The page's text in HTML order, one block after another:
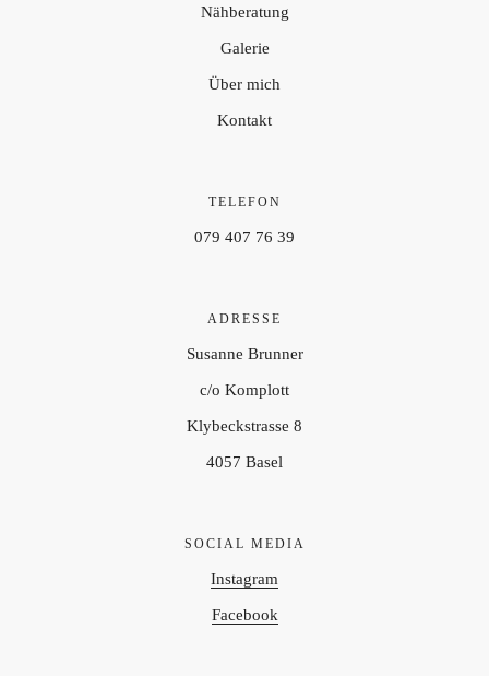
Nähberatung
Galerie
Über mich
Kontakt
TELEFON
079 407 76 39
ADRESSE
Susanne Brunner
c/o Komplott
Klybeckstrasse 8
4057 Basel
SOCIAL MEDIA
Instagram
Facebook